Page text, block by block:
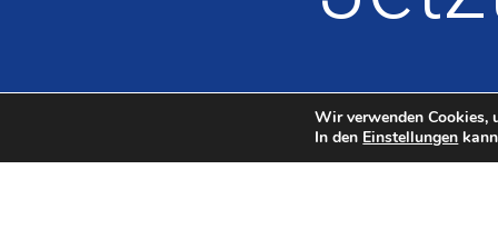
Wir verwenden Cookies,
In den Einstellungen